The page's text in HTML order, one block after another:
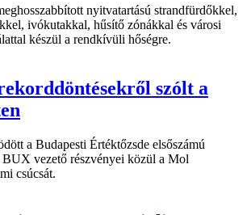
nyitvatartású strandfürdőkkel,
ivókutakkal, hűsítő zónákkal és városi
készül a rendkívüli hőségre.
szólt a
a Budapesti Értéktőzsde elsőszámú
BUX vezető részvényei közül a Mol
csúcsát.